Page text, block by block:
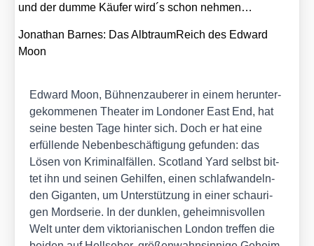
und der dum­me Käu­fer wird´s schon neh­men…
Jona­than Bar­nes: Das Alb­traum­Reich des Edward
Moon
Edward Moon, Büh­nen­zau­be­rer in einem her­un­ter­
ge­kom­me­nen Thea­ter im Lon­do­ner East End, hat
sei­ne bes­ten Tage hin­ter sich. Doch er hat eine
erfül­len­de Neben­be­schäf­ti­gung gefun­den: das
Lösen von Kri­mi­nal­fäl­len. Scot­land Yard selbst bit­
tet ihn und sei­nen Gehil­fen, einen schlaf­wan­deln­
den Gigan­ten, um Unter­stüt­zung in einer schau­ri­
gen Mord­se­rie. In der dunk­len, geheim­nis­vol­len
Welt unter dem vik­to­ria­ni­schen Lon­don tref­fen die